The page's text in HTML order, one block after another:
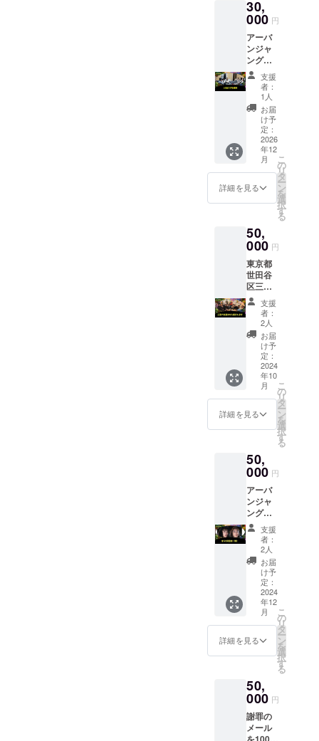
書き直
しま
す。 ※
紙以外
の素材
でのご
希望の
場合備
考欄に
ご記入
くださ
い ※サ
イズは
34cm×
136cm
まで ※
詳細は
くださ
い
30,
000 円
アーバ
ンジャ
ングル
に10泊
できる
権利 ＊
有効期
限：
2026年
12月末
支援
者：
1人
お届
け予
定：
2026
年12
月
詳細を見る
こ
の
リ
タ
ー
ン
を
選
択
す
る
50,
000 円
東京都
世田谷
区三軒
茶屋の
友達を
100人紹
介しま
す カズ
キタを
はじ
め、三
茶に長
く住ん
できた
人が自
信を
紹介で
きる友
達を紹
介しま
す 友達
100人を
コスパ
よく作
りたい
人にお
すすめ
＊有効
期限：
2024年
12月末
日
支援
者：
2人
お届
け予
定：
2024
年10
月
詳細を見る
こ
の
リ
タ
ー
ン
を
選
択
す
る
50,
000 円
アーバ
ンジャ
ングル
史上初
のゆう
こ同窓
会に参
加でき
る権利
（特別
オプ
ション
付き）
我が子
からの
お手
揉み、
手料理
付き 特
別オプ
ション
支援
者：
2人
お届
け予
定：
2024
年12
月
詳細を見る
こ
の
リ
タ
ー
ン
を
選
択
す
る
50,
000 円
謝罪の
メール